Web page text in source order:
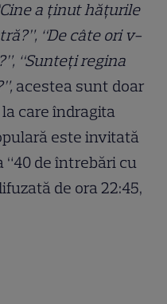
a ținut hățurile
“De câte ori v-
“Sunteți regina
acestea sunt doar
care îndragita
este invitată
“40 de întrebări cu
de ora 22:45,